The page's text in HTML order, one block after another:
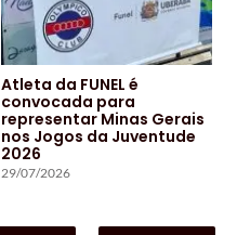
Atleta da FUNEL é
convocada para
representar Minas Gerais
nos Jogos da Juventude
2026
29/07/2026